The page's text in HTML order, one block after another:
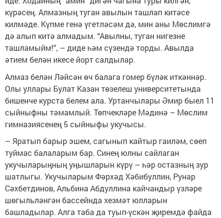
күрәсең. Алмазның туган авылын ташлап китәсе
килмәде. Күпме генә үгетләсәм дә, мин аны Мөслимгә
дә алып китә алмадым. “Авылны, туган нигезне
ташламыйм!”, – диде һәм сүзендә торды. Авылда
әтием белән икесе йорт салдылар.
Алмаз белән Ләйсән өч балага гомер бүләк иткәннәр.
Олы уллары Булат Казан төзелеш университетында
бишенче курста белем ала. Уртанчылары Әмир быел 11
сыйныфны тәмамлый. Төпчекләре Мәдинә – Мөслим
гимназиясенең 5 сыйныфы укучысы.
– Яратып барыр эшем, сагынып кайтыр гаиләм, сөеп
туймас балаларым бар. Синең юлны сайлаган
укучыларыңның уңышларын күрү – һәр остазның зур
шатлыгы. Укучыларым Фәрхәд Хәбибуллин, Рунар
Сәхбетдинов, Альбина Абдуллина кайчандыр үзләре
шөгыльләнгән бассейнда хезмәт юлларын
башладылар. Алга таба да туып-үскән җиремдә файда